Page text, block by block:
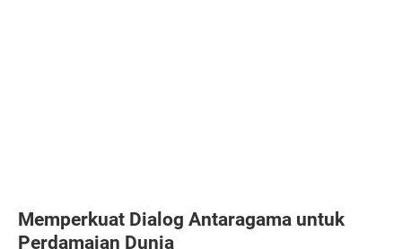
Memperkuat Dialog Antaragama untuk
Perdamaian Dunia